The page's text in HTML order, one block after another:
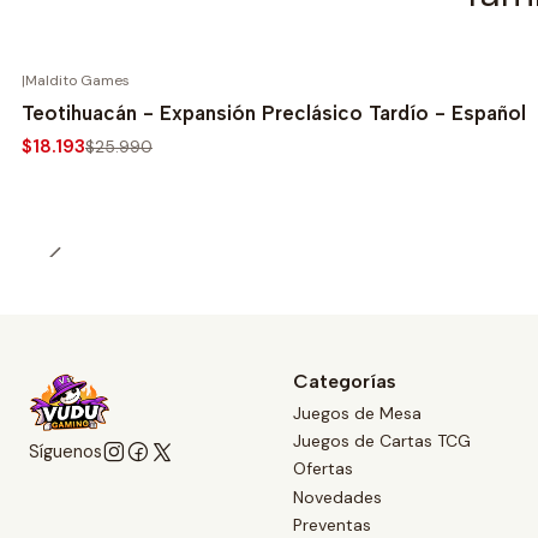
-30%
|Maldito Games
Teotihuacán - Expansión Preclásico Tardío - Español
$18.193$25.990
Síguenos
Categorías
Juegos de Mesa
Juegos de Cartas TCG
Ofertas
Novedades
Preventas